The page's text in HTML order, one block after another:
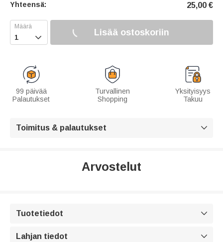
Yhteensä: 25,00 €
 Lisää ostoskoriin
99 päivää
Palautukset
Turvallinen
Shopping
Yksityisyys
Takuu
Toimitus & palautukset 
Arvostelut
Tuotetiedot 
Lahjan tiedot 